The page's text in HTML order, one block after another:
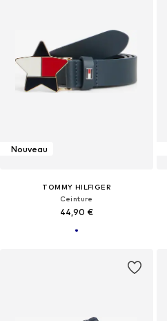
Nouveau
TOMMY HILFIGER
Ceinture
44,90 €